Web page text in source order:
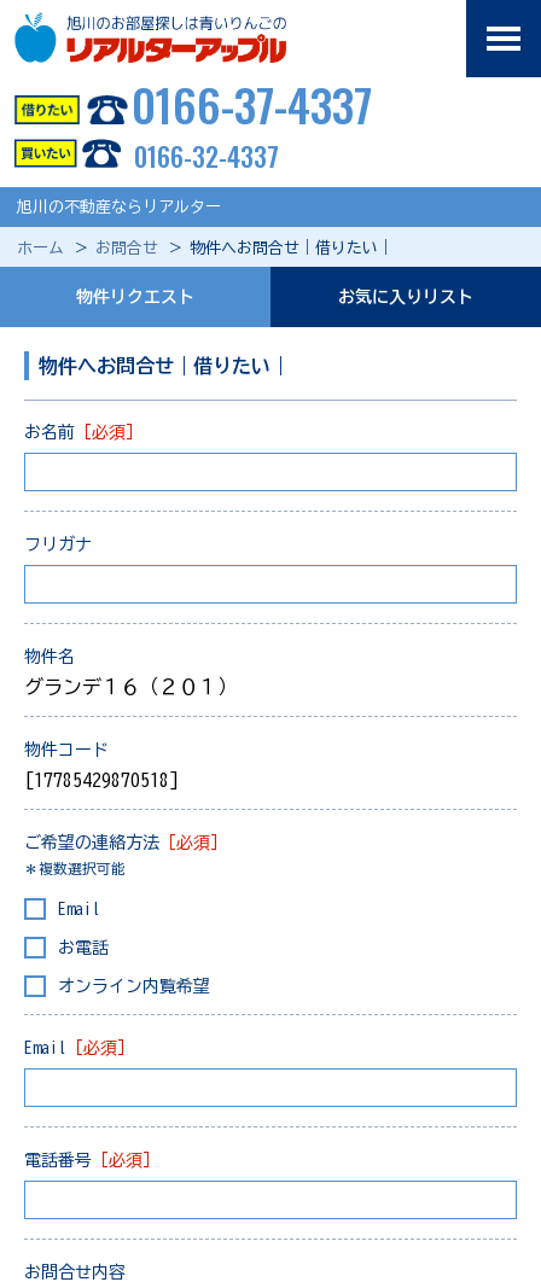
0166-37-4337
0166-32-4337
旭川の不動産ならリアルター
ホーム お問合せ 物件へお問合せ｜借りたい｜
物件リクエスト お気に入りリスト
物件へお問合せ｜借りたい｜
お名前 ［必須］
フリガナ
物件名
グランデ１６（２０１）
物件コード
[17785429870518]
ご希望の連絡方法 ［必須］
＊複数選択可能
Email
お電話
オンライン内覧希望
Email ［必須］
電話番号 ［必須］
お問合せ内容